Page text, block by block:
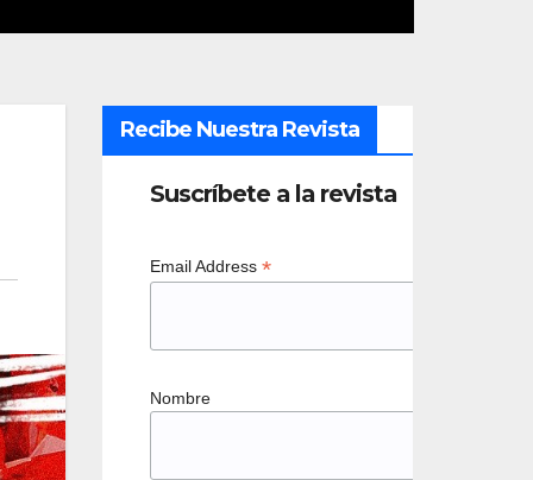
Recibe Nuestra Revista
Suscríbete a la revista
Email Address *
Nombre